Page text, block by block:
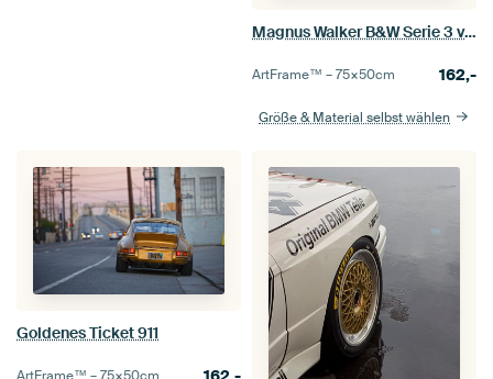
Magnus Walker B&W Serie 3 von 3
ArtFrame™ –75×50cm 162,-
Größe & Material selbst wählen
Goldenes Ticket 911
ArtFrame™ –75×50cm